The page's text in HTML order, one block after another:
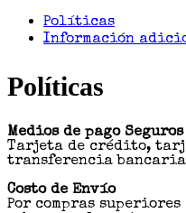
Políticas
Información
Políticas
Medios de pago Seguros
Tarjeta de crédito,
transferencia
Costo de Envío
Por compras superiores